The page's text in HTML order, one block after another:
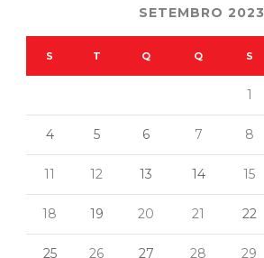
SETEMBRO 2023
S T Q Q S
1
4 5 6 7 8
11 12 13 14 15
18 19 20 21 22
25 26 27 28 29